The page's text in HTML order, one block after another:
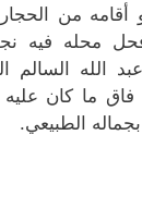
أقامه من
محله فيه
عبد الله السالم
ما كان عليه
الطبيعي.